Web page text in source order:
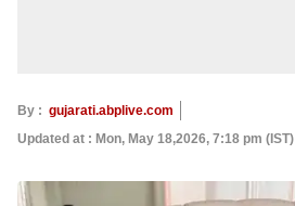
By : gujarati.abplive.com
Updated at : Mon, May 18,2026, 7:18 pm (IST)